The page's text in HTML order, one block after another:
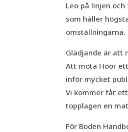
Leo på linjen
som håller
omställningarna.
Glädjande är att
Att möta Höör
inför mycket
Vi kommer får
topplagen en
För Boden